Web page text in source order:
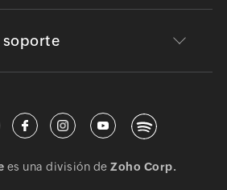
soporte
es una división deZoho Corp.